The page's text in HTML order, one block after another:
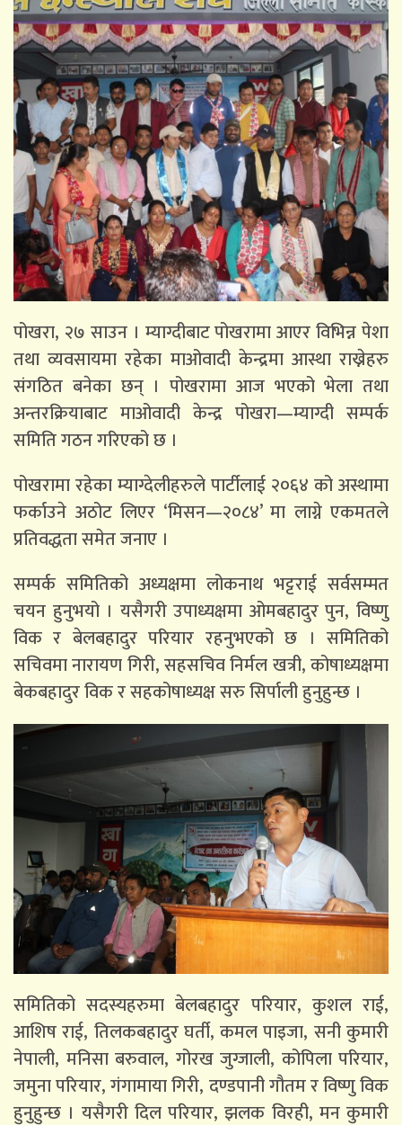
पोखरा, २७ साउन । म्याग्दीबाट पोखरामा आएर विभिन्न पेशा
तथा व्यवसायमा रहेका माओवादी केन्द्रमा आस्था राख्नेहरु
संगठित बनेका छन् । पोखरामा आज भएको भेला तथा
अन्तरक्रियाबाट माओवादी केन्द्र पोखरा—म्याग्दी सम्पर्क
समिति गठन गरिएको छ ।
पोखरामा रहेका म्याग्देलीहरुले पार्टीलाई २०६४ को अस्थामा
फर्काउने अठोट लिएर ‘मिसन—२०८४’ मा लाग्ने एकमतले
प्रतिवद्धता समेत जनाए ।
सम्पर्क समितिको अध्यक्षमा लोकनाथ भट्टराई सर्वसम्मत
चयन हुनुभयो । यसैगरी उपाध्यक्षमा ओमबहादुर पुन, विष्णु
विक र बेलबहादुर परियार रहनुभएको छ । समितिको
सचिवमा नारायण गिरी, सहसचिव निर्मल खत्री, कोषाध्यक्षमा
बेकबहादुर विक र सहकोषाध्यक्ष सरु सिर्पाली हुनुहुन्छ ।
समितिको सदस्यहरुमा बेलबहादुर परियार, कुशल राई,
आशिष राई, तिलकबहादुर घर्ती, कमल पाइजा, सनी कुमारी
नेपाली, मनिसा बरुवाल, गोरख जुग्जाली, कोपिला परियार,
जमुना परियार, गंगामाया गिरी, दण्डपानी गौतम र विष्णु विक
हुनुहुन्छ । यसैगरी दिल परियार, झलक विरही, मन कुमारी